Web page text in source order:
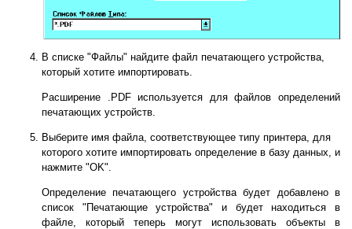
В списке "Файлы" найдите файл печатающего устройства,
который хотите импортировать.
Расширение .PDF используется для файлов определений
печатающих устройств.
Выберите имя файла, соответствующее типу принтера, для
которого хотите импортировать определение в базу данных, и
нажмите "OK".
Определение печатающего устройства будет добавлено в
список "Печатающие устройства" и будет находиться в
файле, который теперь могут использовать объекты в